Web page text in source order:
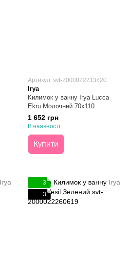
Артикул: svt-2000022213820
Irya
Килимок у ванну Irya Lucca
Ekru Молочний 70х110
1 652 грн
В наявності
Купити
3
3